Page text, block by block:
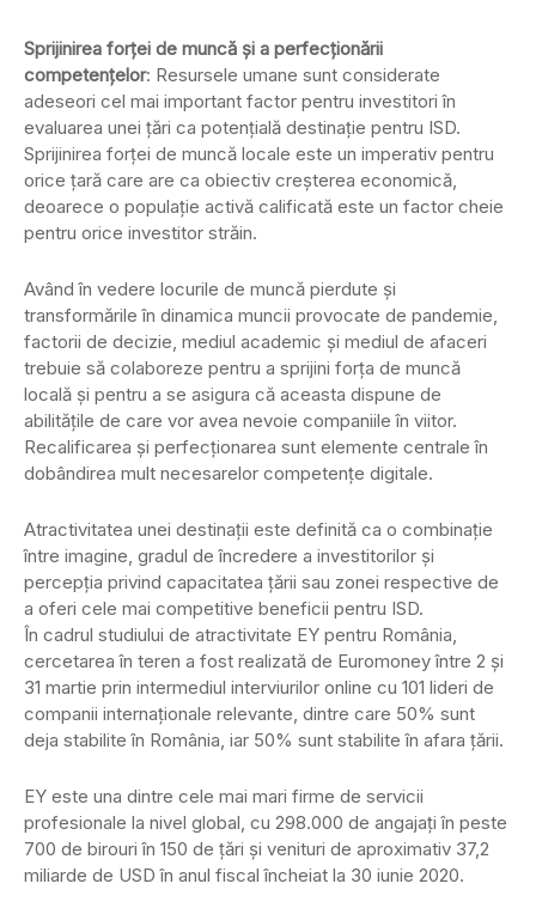
Sprijinirea forței de muncă și a perfecționării
competențelor: Resursele umane sunt considerate
adeseori cel mai important factor pentru investitori în
evaluarea unei țări ca potențială destinație pentru ISD.
Sprijinirea forței de muncă locale este un imperativ pentru
orice țară care are ca obiectiv creșterea economică,
deoarece o populație activă calificată este un factor cheie
pentru orice investitor străin.
Având în vedere locurile de muncă pierdute și
transformările în dinamica muncii provocate de pandemie,
factorii de decizie, mediul academic și mediul de afaceri
trebuie să colaboreze pentru a sprijini forța de muncă
locală și pentru a se asigura că aceasta dispune de
abilitățile de care vor avea nevoie companiile în viitor.
Recalificarea și perfecționarea sunt elemente centrale în
dobândirea mult necesarelor competențe digitale.
Atractivitatea unei destinații este definită ca o combinație
între imagine, gradul de încredere a investitorilor și
percepția privind capacitatea țării sau zonei respective de
a oferi cele mai competitive beneficii pentru ISD.
În cadrul studiului de atractivitate EY pentru România,
cercetarea în teren a fost realizată de Euromoney între 2 și
31 martie prin intermediul interviurilor online cu 101 lideri de
companii internaționale relevante, dintre care 50% sunt
deja stabilite în România, iar 50% sunt stabilite în afara țării.
EY este una dintre cele mai mari firme de servicii
profesionale la nivel global, cu 298.000 de angajați în peste
700 de birouri în 150 de țări și venituri de aproximativ 37,2
miliarde de USD în anul fiscal încheiat la 30 iunie 2020.